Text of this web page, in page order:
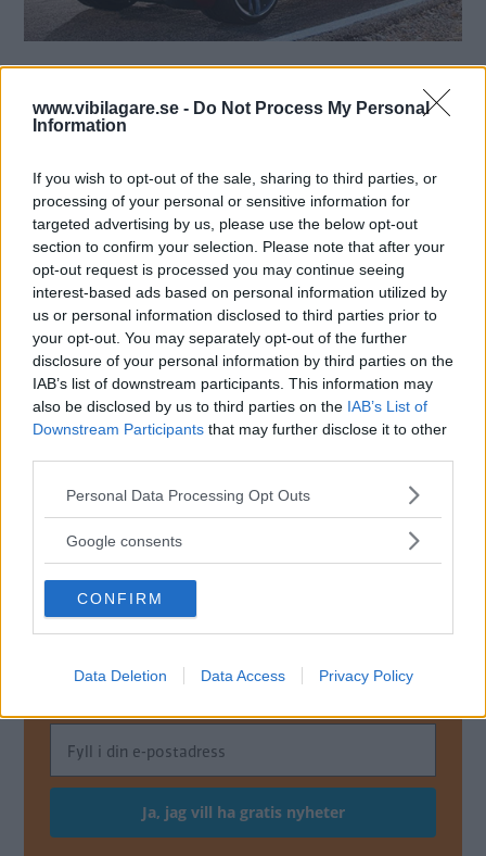
www.vibilagare.se - Do Not Process My Personal
Information
If you wish to opt-out of the sale, sharing to third parties, or
processing of your personal or sensitive information for
targeted advertising by us, please use the below opt-out
section to confirm your selection. Please note that after your
opt-out request is processed you may continue seeing
interest-based ads based on personal information utilized by
us or personal information disclosed to third parties prior to
your opt-out. You may separately opt-out of the further
disclosure of your personal information by third parties on the
IAB’s list of downstream participants. This information may
also be disclosed by us to third parties on the IAB’s List of
Downstream Participants that may further disclose it to other
Please note that this website/app uses one or more Google
not limited to your visit or usage behaviour. You may click to
use your data for below specified purposes in below Google
consent section.
Personal Data Processing Opt Outs
Google consents
CONFIRM
Data Deletion Data Access Privacy Policy
NYHETER